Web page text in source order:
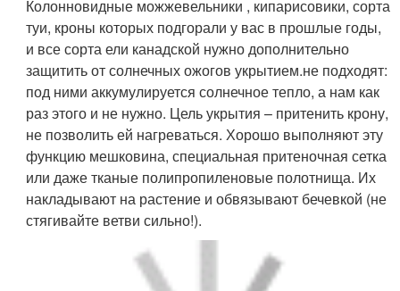
Зимнее укрытие растений
Не старайтесь замуровать крону наглухо – пусть
останутся "продухи". Крупные экземпляры достаточно
притенить только с южной стороны.
На фото: Защита туи от солнечных ожогов